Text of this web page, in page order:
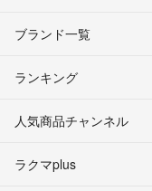
ブランド一覧
ランキング
人気商品チャンネル
ラクマplus